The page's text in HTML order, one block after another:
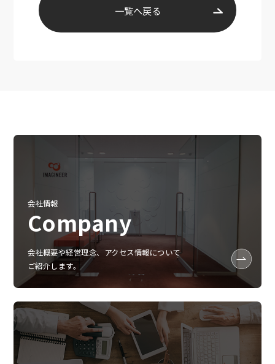
一覧へ戻る
会社情報
Company
会社概要や経営理念、アクセス情報について
ご紹介します。